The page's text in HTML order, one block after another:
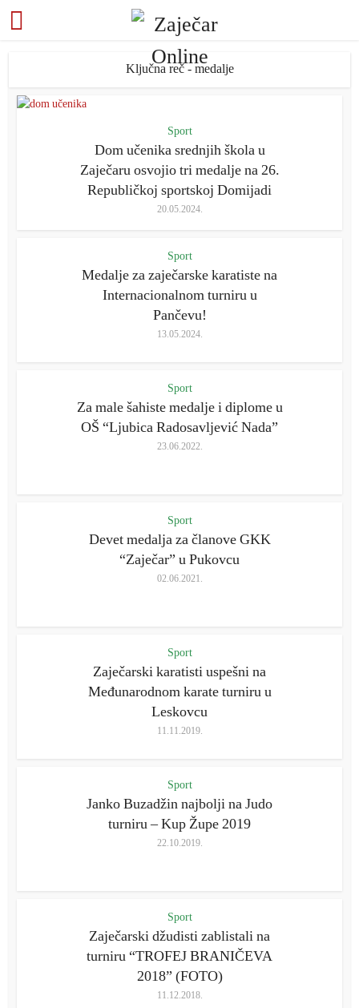
Ključna reč - medalje
Sport
Dom učenika srednjih škola u
Zaječaru osvojio tri medalje na 26.
Republičkoj sportskoj Domijadi
20.05.2024.
Sport
Medalje za zaječarske karatiste na
Internacionalnom turniru u
Pančevu!
13.05.2024.
Sport
Za male šahiste medalje i diplome u
OŠ “Ljubica Radosavljević Nada”
23.06.2022.
Sport
Devet medalja za članove GKK
“Zaječar” u Pukovcu
02.06.2021.
Sport
Zaječarski karatisti uspešni na
Međunarodnom karate turniru u
Leskovcu
11.11.2019.
Sport
Janko Buzadžin najbolji na Judo
turniru – Kup Župe 2019
22.10.2019.
Sport
Zaječarski džudisti zablistali na
turniru “TROFEJ BRANIČEVA
2018” (FOTO)
11.12.2018.